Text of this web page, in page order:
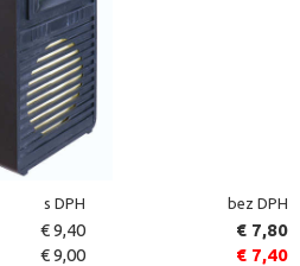
s DPH bez DPH
€ 9,40
€ 7,80
€ 9,00
€ 7,40